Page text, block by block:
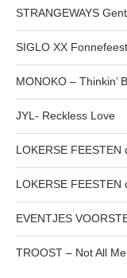
STRANGEWAYS
SIGLO XX
MONOKO – Thinkin’
JYL- Reckless Love
LOKERSE
LOKERSE
EVENTJES
TROOST – Not All